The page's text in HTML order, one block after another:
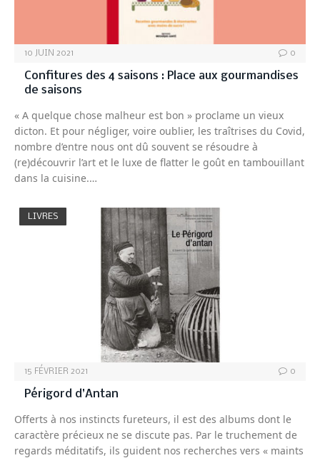
10 JUIN 2021 0
Confitures des 4 saisons : Place aux gourmandises
de saisons
« A quelque chose malheur est bon » proclame un vieux
dicton. Et pour négliger, voire oublier, les traîtrises du Covid,
nombre d’entre nous ont dû souvent se résoudre à
(re)découvrir l’art et le luxe de flatter le goût en tambouillant
dans la cuisine.…
LIVRES
15 FÉVRIER 2021 0
Périgord d’Antan
Offerts à nos instincts fureteurs, il est des albums dont le
caractère précieux ne se discute pas. Par le truchement de
regards méditatifs, ils guident nos recherches vers « maints